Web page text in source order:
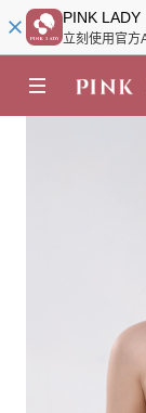
PINK LADY
立刻使用官方